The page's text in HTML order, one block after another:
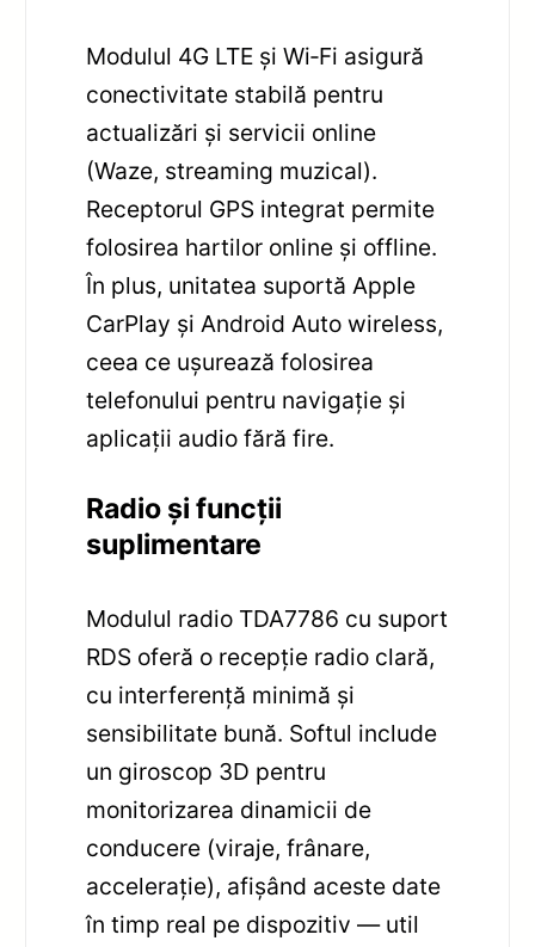
Modulul 4G LTE și Wi‑Fi asigură
conectivitate stabilă pentru
actualizări și servicii online
(Waze, streaming muzical).
Receptorul GPS integrat permite
folosirea hartilor online și offline.
În plus, unitatea suportă Apple
CarPlay și Android Auto wireless,
ceea ce ușurează folosirea
telefonului pentru navigație și
aplicații audio fără fire.
Radio și funcții
suplimentare
Modulul radio TDA7786 cu suport
RDS oferă o recepție radio clară,
cu interferență minimă și
sensibilitate bună. Softul include
un giroscop 3D pentru
monitorizarea dinamicii de
conducere (viraje, frânare,
accelerație), afișând aceste date
în timp real pe dispozitiv — util